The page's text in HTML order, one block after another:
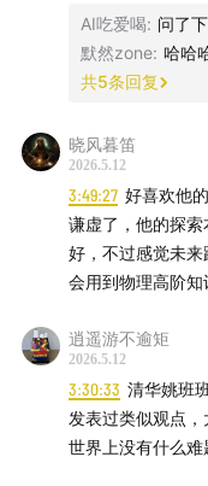
“AI这个事，本来
子。这个行业最
“你不用太担心因
的观点是自洽的
理解。最终你在
的——大家是会尊
更多的是，我很幸
的项目，做了一些事
AI吃爱喝: 问了
默然zone: 哈哈
共5条回复
晓风暮笛
2026.5.12
3:49:27 好喜欢他
谦虚了，他的探
好，不过感觉未
会用到物理高阶知
逍遥游不逾矩
2026.5.12
3:30:33 清华姚班
发表过类似观点
世界上没有什么